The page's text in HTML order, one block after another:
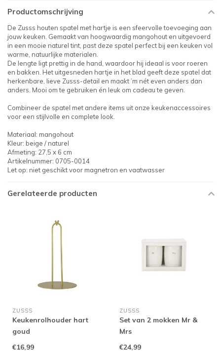
Productomschrijving
De Zusss houten spatel met hartje is een sfeervolle toevoeging aan
jouw keuken. Gemaakt van hoogwaardig mangohout en uitgevoerd
in een mooie naturel tint, past deze spatel perfect bij een keuken vol
warme, natuurlijke materialen.
De lengte ligt prettig in de hand, waardoor hij ideaal is voor roeren
en bakken. Het uitgesneden hartje in het blad geeft deze spatel dat
herkenbare, lieve Zusss-detail en maakt ’m nét even anders dan
anders. Mooi om te gebruiken én leuk om cadeau te geven.
Combineer de spatel met andere items uit onze keukenaccessoires
voor een stijlvolle en complete look.
Materiaal: mangohout
Kleur: beige / naturel
Afmeting: 27,5 x 6 cm
Artikelnummer: 0705-0014
Let op: niet geschikt voor magnetron en vaatwasser
Gerelateerde producten
ZUSSS
Keukenrolhouder hart
goud
€16,99
ZUSSS
Set van 2 mokken Mr &
Mrs
€24,99